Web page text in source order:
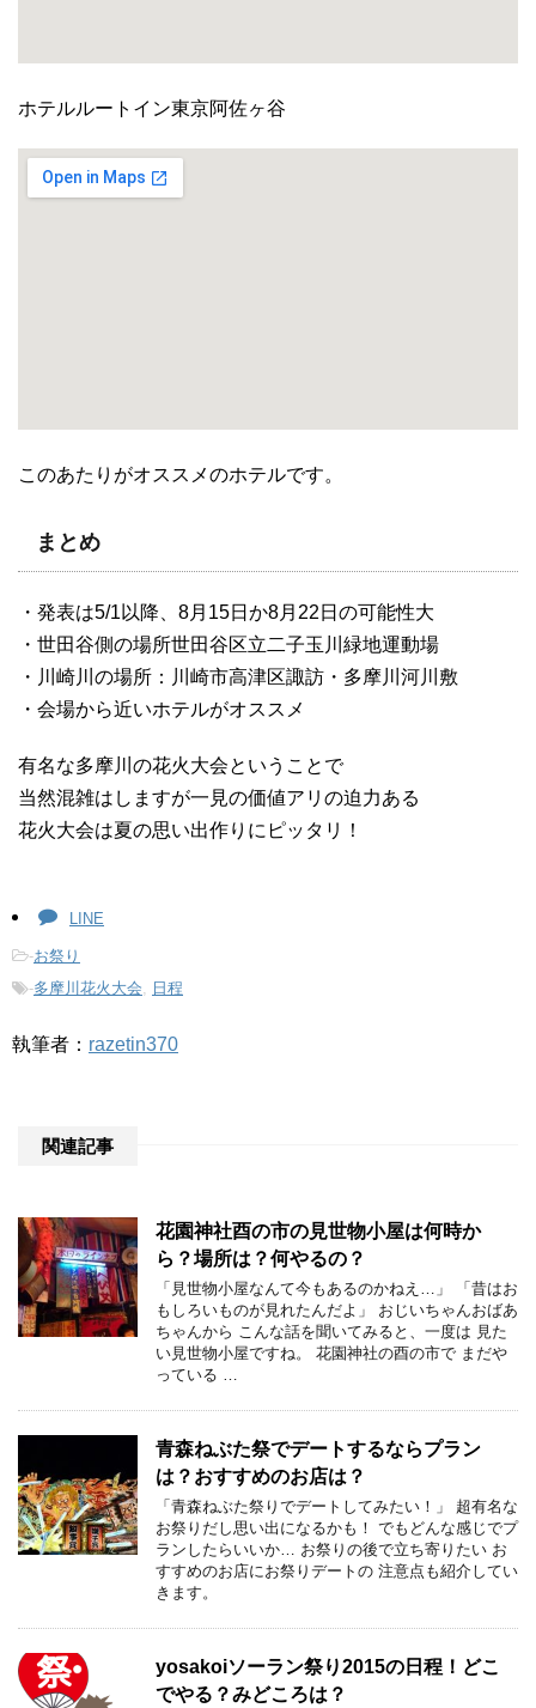
ホテルルートイン東京阿佐ヶ谷
このあたりがオススメのホテルです。
まとめ
・発表は5/1以降、8月15日か8月22日の可能性大
・世田谷側の場所世田谷区立二子玉川緑地運動場
・川崎川の場所：川崎市高津区諏訪・多摩川河川敷
・会場から近いホテルがオススメ
有名な多摩川の花火大会ということで
当然混雑はしますが一見の価値アリの迫力ある
花火大会は夏の思い出作りにピッタリ！
LINE
-お祭り
-多摩川花火大会, 日程
執筆者： razetin370
関連記事
花園神社酉の市の見世物小屋は何時か
ら？場所は？何やるの？
「見世物小屋なんて今もあるのかねえ…」 「昔はお
もしろいものが見れたんだよ」 おじいちゃんおばあ
ちゃんから こんな話を聞いてみると、一度は 見た
い見世物小屋ですね。 花園神社の酉の市で まだや
っている …
青森ねぶた祭でデートするならプラン
は？おすすめのお店は？
「青森ねぶた祭りでデートしてみたい！」 超有名な
お祭りだし思い出になるかも！ でもどんな感じでプ
ランしたらいいか… お祭りの後で立ち寄りたい お
すすめのお店にお祭りデートの 注意点も紹介してい
きます。
yosakoiソーラン祭り2015の日程！どこ
でやる？みどころは？